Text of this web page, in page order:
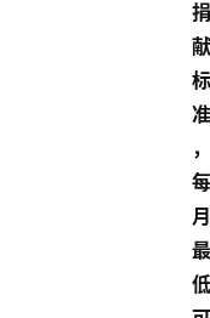
捐
献
标
准
，
每
月
最
低